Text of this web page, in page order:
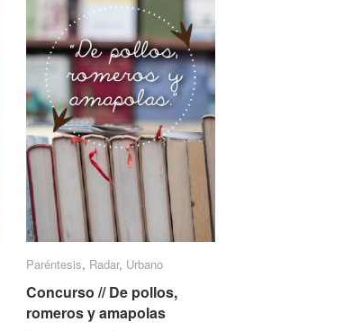
Paréntesis, Radar, Urbano
Concurso // De pollos,
romeros y amapolas
Paréntesis Radar Urbano
Concurso // De pollos,
romeros y amapolas